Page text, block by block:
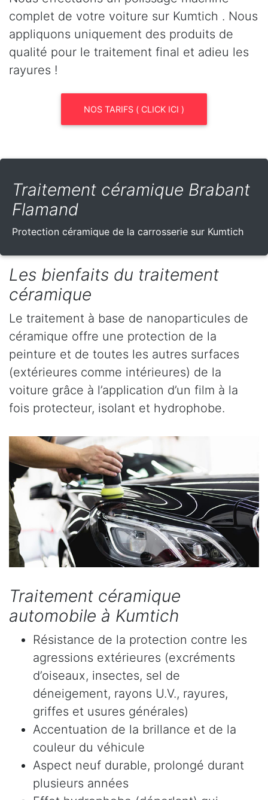
complet de votre voiture sur Kumtich . Nous
appliquons uniquement des produits de
qualité pour le traitement final et adieu les
rayures !
NOS TARIFS ( CLICK ICI )
Traitement céramique Brabant
Flamand
Protection céramique de la carrosserie sur Kumtich
Les bienfaits du traitement
céramique
Le traitement à base de nanoparticules de
céramique offre une protection de la
peinture et de toutes les autres surfaces
(extérieures comme intérieures) de la
voiture grâce à l’application d’un film à la
fois protecteur, isolant et hydrophobe.
Traitement céramique
automobile à Kumtich
Résistance de la protection contre les
agressions extérieures (excréments
d’oiseaux, insectes, sel de
déneigement, rayons U.V., rayures,
griffes et usures générales)
Accentuation de la brillance et de la
couleur du véhicule
Aspect neuf durable, prolongé durant
plusieurs années